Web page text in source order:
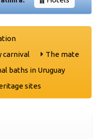
carnival
The mate
baths in Uruguay
sites